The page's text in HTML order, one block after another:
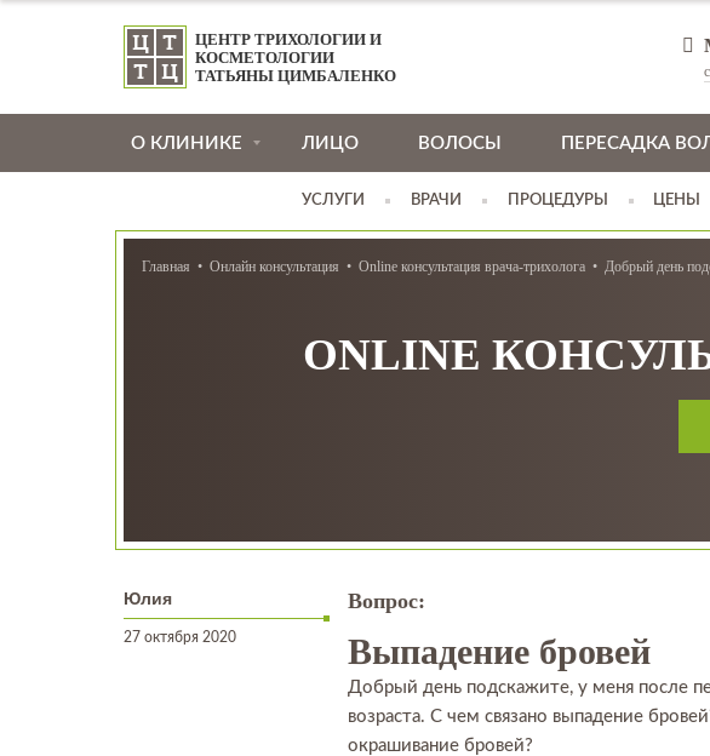
ЦЕНТР ТРИХОЛОГИИ И
КОСМЕТОЛОГИИ
ТАТЬЯНЫ ЦИМБАЛЕНКО
О КЛИНИКЕ ЛИЦО ВОЛОСЫ ПЕРЕСАДКА
УСЛУГИ ВРАЧИ ПРОЦЕДУРЫ ЦЕНЫ
Главная Онлайн консультация Online консультация врача-трихолога Добрый день
ONLINE
Юлия
27 октября 2020
Вопрос:
Выпадение бровей
Добрый день подскажите, у меня после
возраста. С чем связано выпадение
окрашивание бровей?